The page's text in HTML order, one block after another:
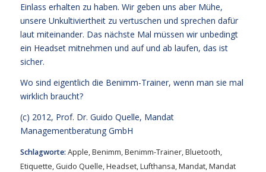
Einlass erhalten zu haben. Wir geben uns aber Mühe,
unsere Unkultiviertheit zu vertuschen und sprechen dafür
laut miteinander. Das nächste Mal müssen wir unbedingt
ein Headset mitnehmen und auf und ab laufen, das ist
sicher.
Wo sind eigentlich die Benimm-Trainer, wenn man sie mal
wirklich braucht?
(c) 2012, Prof. Dr. Guido Quelle, Mandat
Managementberatung GmbH
Schlagworte: Apple,Benimm,Benimm-Trainer,Bluetooth,
Etiquette, Guido Quelle,Headset,Lufthansa,Mandat,Mandat